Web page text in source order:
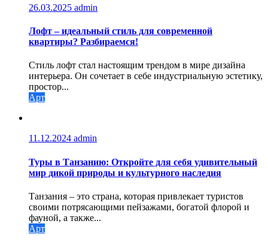
26.03.2025 admin
Лофт – идеальный стиль для современной
квартиры? Разбираемся!
Стиль лофт стал настоящим трендом в мире дизайна
интерьера. Он сочетает в себе индустриальную эстетику,
простор...
Арт
11.12.2024 admin
Туры в Танзанию: Откройте для себя удивительный
мир дикой природы и культурного наследия
Танзания – это страна, которая привлекает туристов
своими потрясающими пейзажами, богатой флорой и
фауной, а также...
Арт